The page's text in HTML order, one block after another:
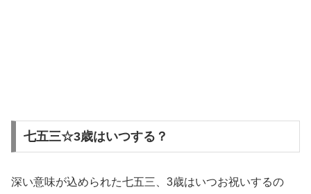
七五三☆3歳はいつする？
深い意味が込められた七五三、3歳はいつお祝いするの